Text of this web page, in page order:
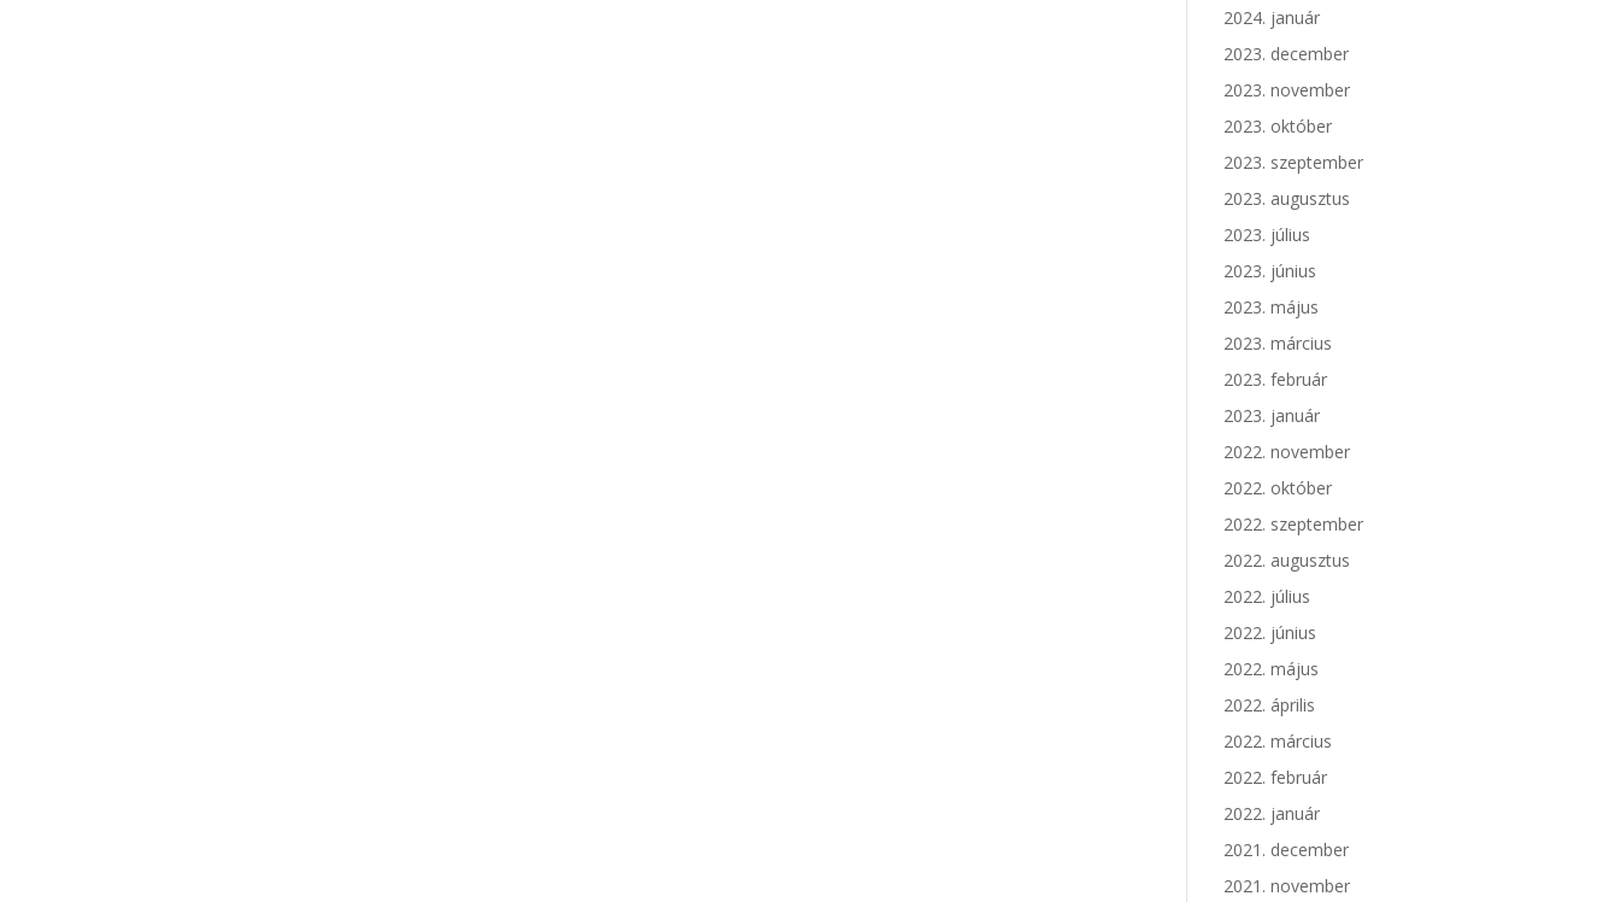
2024. január
2023. december
2023. november
2023. október
2023. szeptember
2023. augusztus
2023. július
2023. június
2023. május
2023. március
2023. február
2023. január
2022. november
2022. október
2022. szeptember
2022. augusztus
2022. július
2022. június
2022. május
2022. április
2022. március
2022. február
2022. január
2021. december
2021. november